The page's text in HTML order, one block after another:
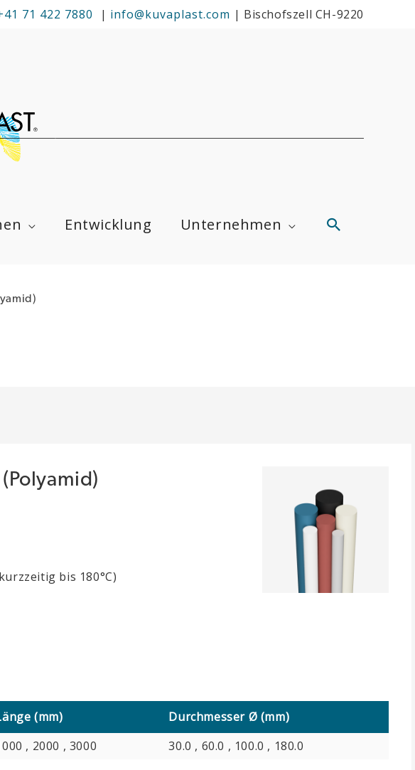
71 422 7880 | info@kuvaplast.com | Bischofszell CH-9220
Entwicklung Unternehmen Suchen
bis 180°C)
(mm)
Durchmesser Ø (mm)
, 2000 , 3000 30.0 , 60.0 , 100.0 , 180.0